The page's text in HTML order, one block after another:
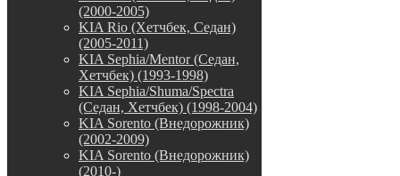
(2000-2005)
KIA Rio (Хетчбек, Седан)
(2005-2011)
KIA Sephia/Mentor (Седан,
Хетчбек) (1993-1998)
KIA Sephia/Shuma/Spectra
(Седан, Хетчбек) (1998-2004)
KIA Sorento (Внедорожник)
(2002-2009)
KIA Sorento (Внедорожник)
(2010-)